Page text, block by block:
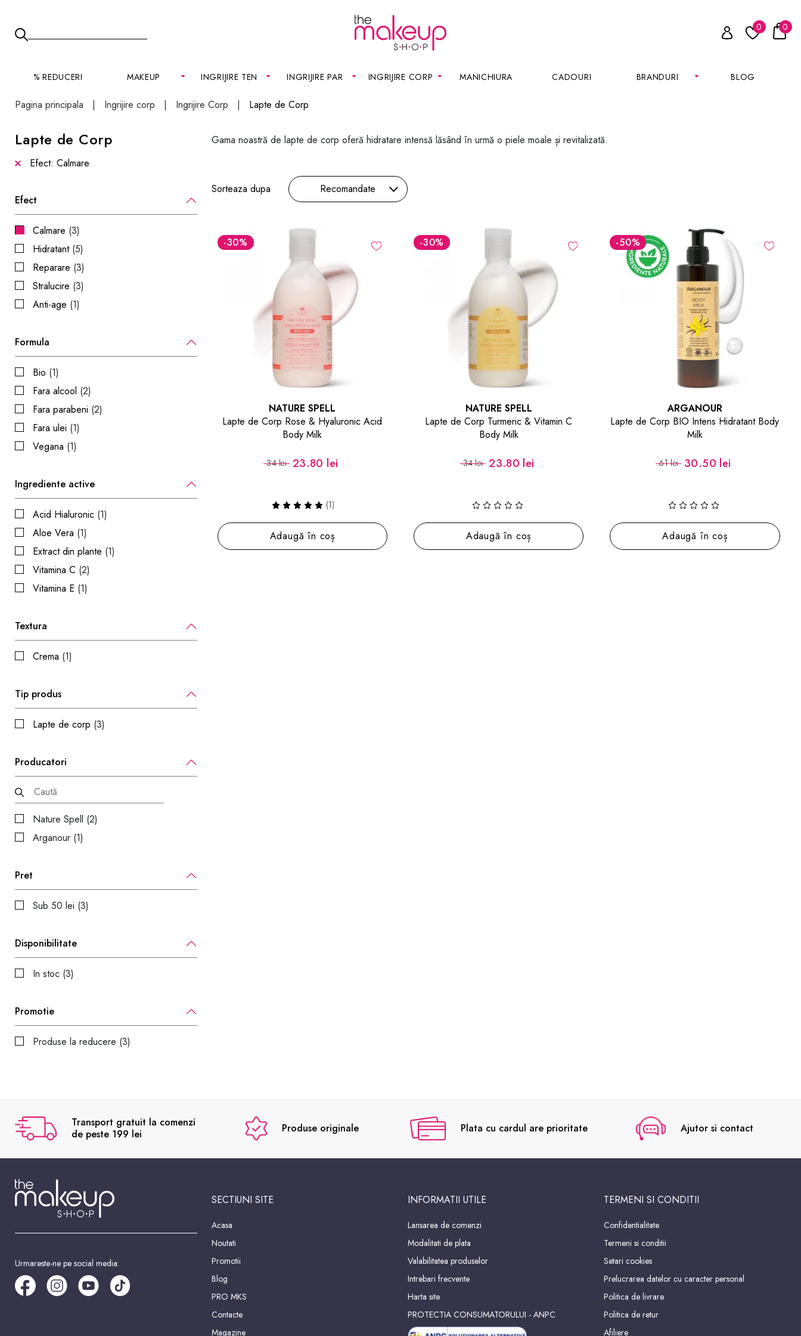
0 0
% REDUCERI MAKEUP INGRIJIRE TEN INGRIJIRE PAR INGRIJIRE CORP MANICHIURA CADOURI BRANDURI BLOG
Pagina principala Ingrijire corp Ingrijire Corp Lapte de Corp
Lapte de Corp
Efect: Calmare
Efect
Calmare (3)
Hidratant(5)
Reparare (3)
Stralucire (3)
Anti-age (1)
Formula
Bio (1)
Fara alcool (2)
Fara parabeni (2)
Fara ulei (1)
Vegana (1)
Ingrediente active
Acid Hialuronic (1)
Aloe Vera (1)
Extract din plante (1)
Vitamina C (2)
Vitamina E (1)
Textura
Crema (1)
Tip produs
Lapte de corp (3)
Producatori
Nature Spell (2)
Arganour (1)
Pret
Sub 50 lei (3)
Disponibilitate
In stoc (3)
Promotie
Produse la reducere (3)
Gama noastră de lapte de corp oferă hidratare intensă lăsând în urmă o piele moale și revitalizată.
Sorteaza dupa Recomandate
-30%
NATURE SPELL
Lapte de Corp Rose & Hyaluronic Acid
Body Milk
34 lei 23.80 lei
(1)
Adaugă în coș
-30%
NATURE SPELL
Lapte de Corp Turmeric & Vitamin C
Body Milk
34 lei 23.80 lei
Adaugă în coș
-50%
ARGANOUR
Lapte de Corp BIO Intens Hidratant Body
Milk
61 lei 30.50 lei
Adaugă în coș
Transport gratuit la comenzi
de peste 199 lei
Produse originale Plata cu cardul are prioritate Ajutor si contact
Urmareste-ne pe social media:
SECTIUNI SITE
Acasa
Noutati
Promotii
Blog
PRO MKS
Contacte
Magazine
INFORMATII UTILE
Lansarea de comenzi
Modalitati de plata
Valabilitatea produselor
Intrebari frecvente
Harta site
PROTECTIA CONSUMATORULUI - ANPC
TERMENI SI CONDITII
Confidentialitate
Termeni si conditii
Setari cookies
Prelucrarea datelor cu caracter personal
Politica de livrare
Politica de retur
Afiliere